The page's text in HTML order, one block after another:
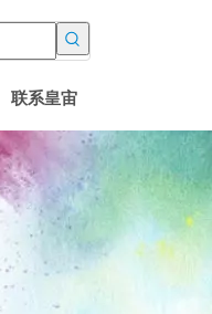
联系皇宙